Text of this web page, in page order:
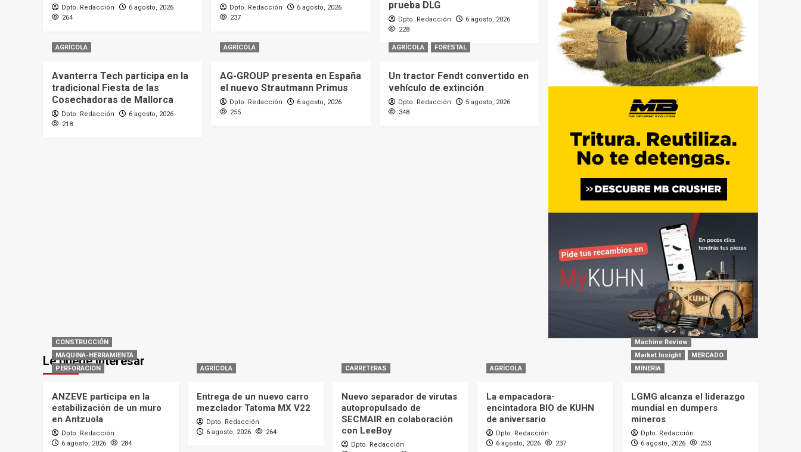
Dpto. Redacción
6 agosto, 2026
264
Dpto. Redacción
6 agosto, 2026
237
prueba DLG
Dpto. Redacción
6 agosto, 2026
228
AGRÍCOLA
Avanterra Tech participa en la
tradicional Fiesta de las
Cosechadoras de Mallorca
Dpto. Redacción
6 agosto, 2026
218
AGRÍCOLA
AG-GROUP presenta en España
el nuevo Strautmann Primus
Dpto. Redacción
6 agosto, 2026
255
AGRÍCOLA FORESTAL
Un tractor Fendt convertido en
vehículo de extinción
Dpto. Redacción
5 agosto, 2026
348
Le puede interesar
CONSTRUCCIÓN
MAQUINA-HERRAMIENTA
PERFORACION
ANZEVE participa en la
estabilización de un muro
en Antzuola
Dpto. Redacción
6 agosto, 2026
284
AGRÍCOLA
Entrega de un nuevo carro
mezclador Tatoma MX V22
Dpto. Redacción
6 agosto, 2026
264
CARRETERAS
Nuevo separador de virutas
autopropulsado de
SECMAIR en colaboración
con LeeBoy
Dpto. Redacción
AGRÍCOLA
La empacadora-
encintadora BIO de KUHN
de aniversario
Dpto. Redacción
6 agosto, 2026
237
Machine Review
Market Insight
MERCADO
MINERIA
LGMG alcanza el liderazgo
mundial en dumpers
mineros
Dpto. Redacción
6 agosto, 2026
253